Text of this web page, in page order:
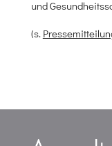
und
(s.